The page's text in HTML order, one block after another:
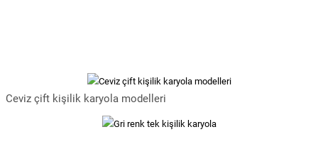
Ceviz çift kişilik karyola modelleri